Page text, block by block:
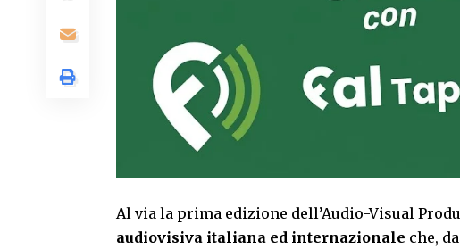
Al via la prima edizione dell’Audio-Visual
audiovisiva italiana ed internazionale che,